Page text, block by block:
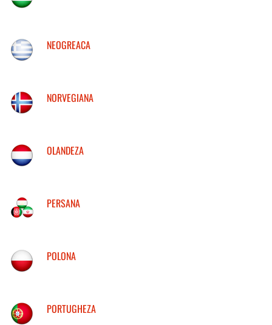
NEOGREACA
NORVEGIANA
OLANDEZA
PERSANA
POLONA
PORTUGHEZA